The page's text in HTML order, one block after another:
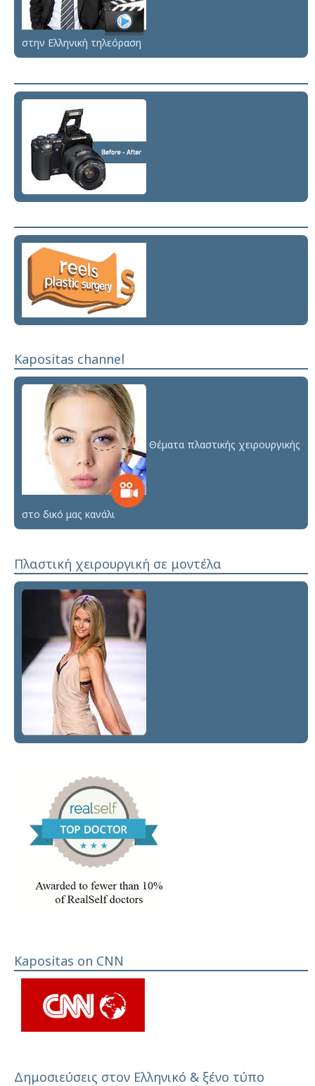
στην Ελληνική τηλεόραση
Kapositas channel
Θέματα πλαστικής χειρουργικής
στο δικό μας κανάλι
Πλαστική χειρουργική σε μοντέλα
Kapositas on CNN
Δημοσιεύσεις στον Ελληνικό & ξένο τύπο